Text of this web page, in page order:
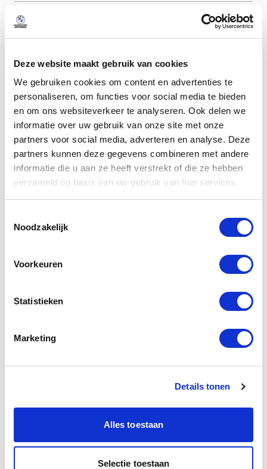
Deze website maakt gebruik van cookies
We gebruiken cookies om content en advertenties te
personaliseren, om functies voor social media te bieden
en om ons websiteverkeer te analyseren. Ook delen we
informatie over uw gebruik van onze site met onze
partners voor social media, adverteren en analyse. Deze
partners kunnen deze gegevens combineren met andere
informatie die u aan ze heeft verstrekt of die ze hebben
verzameld op basis van uw gebruik van hun services.
Noodzakelijk
Voorkeuren
Statistieken
Marketing
Details tonen
Alles toestaan
Selectie toestaan
Handgeschakeld
Transmissie
Omschrijving
Meer weergeven
Alle opties
Interessant voor u